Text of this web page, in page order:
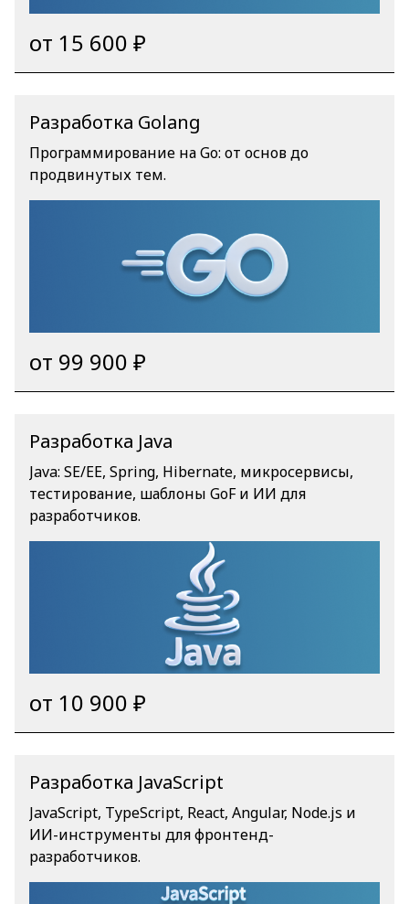
от 15 600 ₽
Разработка Golang
Программирование на Go: от основ до
продвинутых тем.
от 99 900 ₽
Разработка Java
Java: SE/EE, Spring, Hibernate, микросервисы,
тестирование, шаблоны GoF и ИИ для
разработчиков.
от 10 900 ₽
Разработка JavaScript
JavaScript, TypeScript, React, Angular, Node.js и
ИИ-инструменты для фронтенд-
разработчиков.